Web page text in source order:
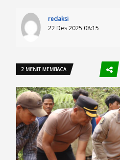
redaksi
22 Des 2025 08:15
2 MENIT MEMBACA